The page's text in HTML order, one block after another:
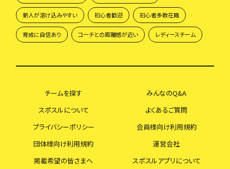
新人が溶け込みやすい 初心者歓迎 初心者多数在籍
育成に自信あり コーチとの距離感が近い レディースチーム
チームを探す
みんなのQ&A
スポスルについて
よくあるご質問
プライバシーポリシー
会員様向け利用規約
団体様向け利用規約
運営会社
掲載希望の皆さまへ
スポスルアプリについて